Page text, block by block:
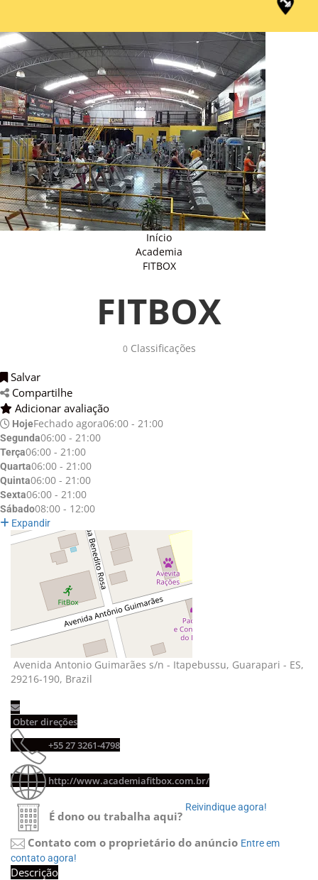
Início
Academia
FITBOX
FITBOX
0Classificações
Salvar
Compartilhe
Adicionar avaliação
HojeFechado agora06:00 - 21:00
Segunda06:00 - 21:00
Terça06:00 - 21:00
Quarta06:00 - 21:00
Quinta06:00 - 21:00
Sexta06:00 - 21:00
Sábado08:00 - 12:00
Expandir
Avenida Antonio Guimarães s/n - Itapebussu, Guarapari - ES,
29216-190, Brazil
Obter direções
+55 27 3261-4798
http://www.academiafitbox.com.br/
É dono ou trabalha aqui?
Reivindique agora!
Contato com o proprietário do anúncio Entre em
contato agora!
Descrição